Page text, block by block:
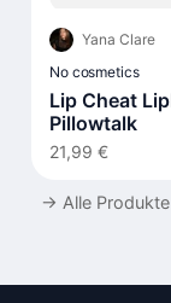
Yana Clare
No cosmetics
Lip Cheat
Pillowtalk
21,99 €
→ Alle